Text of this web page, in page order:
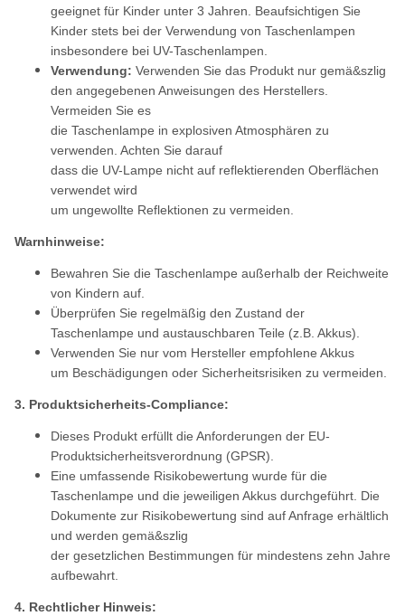
geeignet für Kinder unter 3 Jahren. Beaufsichtigen Sie
Kinder stets bei der Verwendung von Taschenlampen
insbesondere bei UV-Taschenlampen.
Verwendung: Verwenden Sie das Produkt nur gemä&szlig
den angegebenen Anweisungen des Herstellers.
Vermeiden Sie es
die Taschenlampe in explosiven Atmosphären zu
verwenden. Achten Sie darauf
dass die UV-Lampe nicht auf reflektierenden Oberflächen
verwendet wird
um ungewollte Reflektionen zu vermeiden.
Warnhinweise:
Bewahren Sie die Taschenlampe außerhalb der Reichweite
von Kindern auf.
Überprüfen Sie regelmäßig den Zustand der
Taschenlampe und austauschbaren Teile (z.B. Akkus).
Verwenden Sie nur vom Hersteller empfohlene Akkus
um Beschädigungen oder Sicherheitsrisiken zu vermeiden.
3. Produktsicherheits-Compliance:
Dieses Produkt erfüllt die Anforderungen der EU-
Produktsicherheitsverordnung (GPSR).
Eine umfassende Risikobewertung wurde für die
Taschenlampe und die jeweiligen Akkus durchgeführt. Die
Dokumente zur Risikobewertung sind auf Anfrage erhältlich
und werden gemä&szlig
der gesetzlichen Bestimmungen für mindestens zehn Jahre
aufbewahrt.
4. Rechtlicher Hinweis: